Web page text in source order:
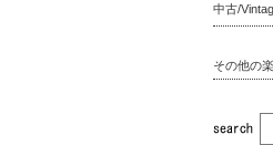
中古/
その他の